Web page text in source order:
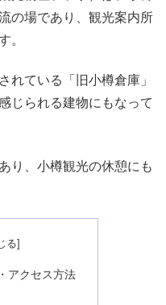
の場であり、観光案内所
。
れている「旧小樽倉庫」
じられる建物にもなって
り、小樽観光の休憩にも
アクセス方法